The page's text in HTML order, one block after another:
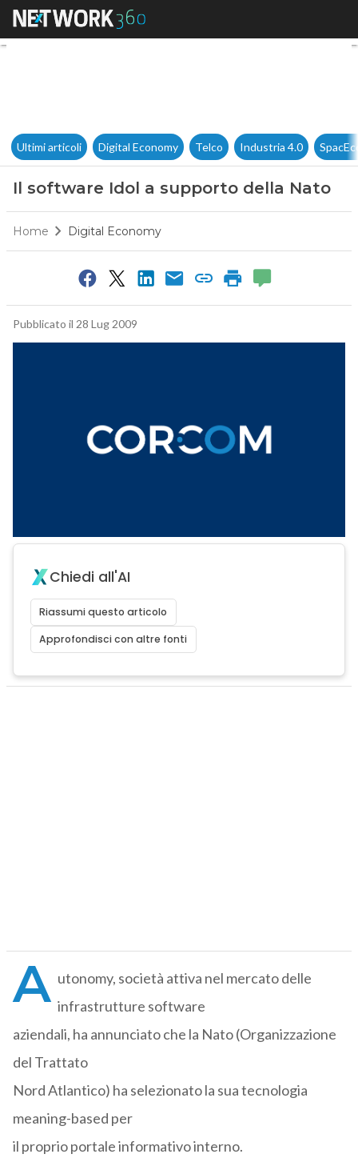
Il software Idol a supporto
Ultimi articoli Digital Economy Telco Industria 4.0
Il software Idol a supporto della Nato
Home Digital Economy
Pubblicato il 28 Lug 2009
Chiedi all'AI
Riassumi questo articolo
Approfondisci con altre fonti
A utonomy, società attiva nel mercato delle
infrastrutture software
aziendali, ha annunciato che la Nato (Organizzazione
del Trattato
Nord Atlantico) ha selezionato la sua tecnologia
meaning-based per
il proprio portale informativo interno.